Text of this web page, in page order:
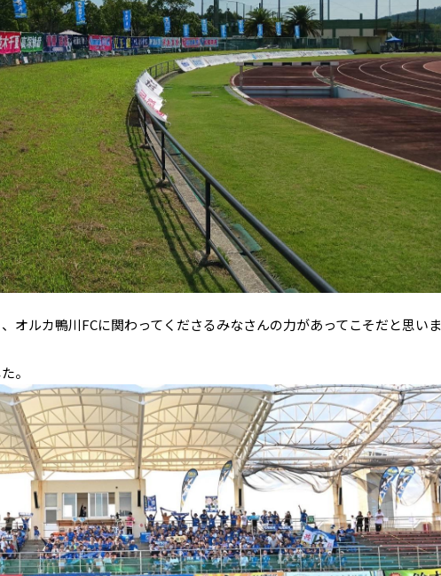
オルカ鴨川FCに関わってくださるみなさんの力があってこそだと思いま
。